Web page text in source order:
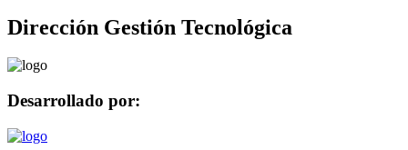
Dirección Gestión Tecnológica
Desarrollado por: